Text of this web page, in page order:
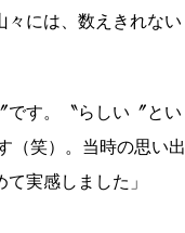
々には、数えきれない
です。〝らしい〞とい
（笑）。当時の思い出
実感しました」